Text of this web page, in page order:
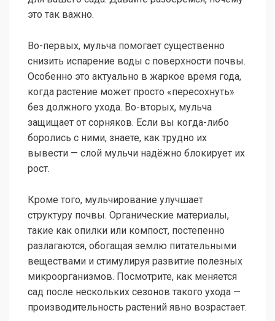
это так важно.
Во-первых, мульча помогает существенно
снизить испарение воды с поверхности почвы.
Особенно это актуально в жаркое время года,
когда растение может просто «пересохнуть»
без должного ухода. Во-вторых, мульча
защищает от сорняков. Если вы когда-либо
боролись с ними, знаете, как трудно их
вывести — слой мульчи надёжно блокирует их
рост.
Кроме того, мульчирование улучшает
структуру почвы. Органические материалы,
такие как опилки или компост, постепенно
разлагаются, обогащая землю питательными
веществами и стимулируя развитие полезных
микроорганизмов. Посмотрите, как меняется
сад после нескольких сезонов такого ухода —
производительность растений явно возрастает.